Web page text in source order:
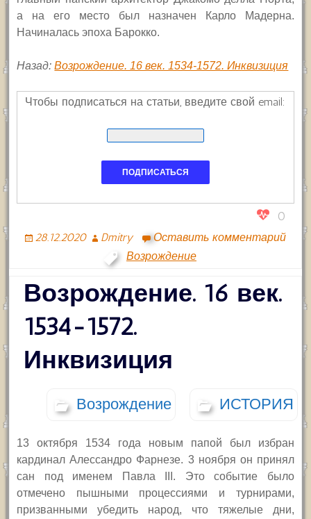
а на его место был назначен Карло Мадерна.
Начиналась эпоха Барокко.
Назад:Возрождение. 16 век. 1534-1572. Инквизиция
Чтобы подписаться на статьи, введите свой email:
0
28.12.2020 Dmitry
Оставить комментарий
Возрождение
Возрождение. 16 век.
1534-1572.
Инквизиция
Возрождение ИСТОРИЯ
13 октября 1534 года новым папой был избран
кардинал Алессандро Фарнезе. 3 ноября он принял
сан под именем Павла
III. Это событие было
отмечено пышными процессиями и турнирами,
призванными убедить народ, что тяжелые дни,